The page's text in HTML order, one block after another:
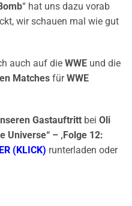
“ hat uns dazu vorab
wir schauen mal wie gut
auch auf dieWWE und die
Matches fürWWE
Gastauftritt beiOli
Universe“ – ‚Folge 12:
(KLICK) runterladen oder